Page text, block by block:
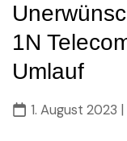
1N
Umlauf
1. August 2023 |